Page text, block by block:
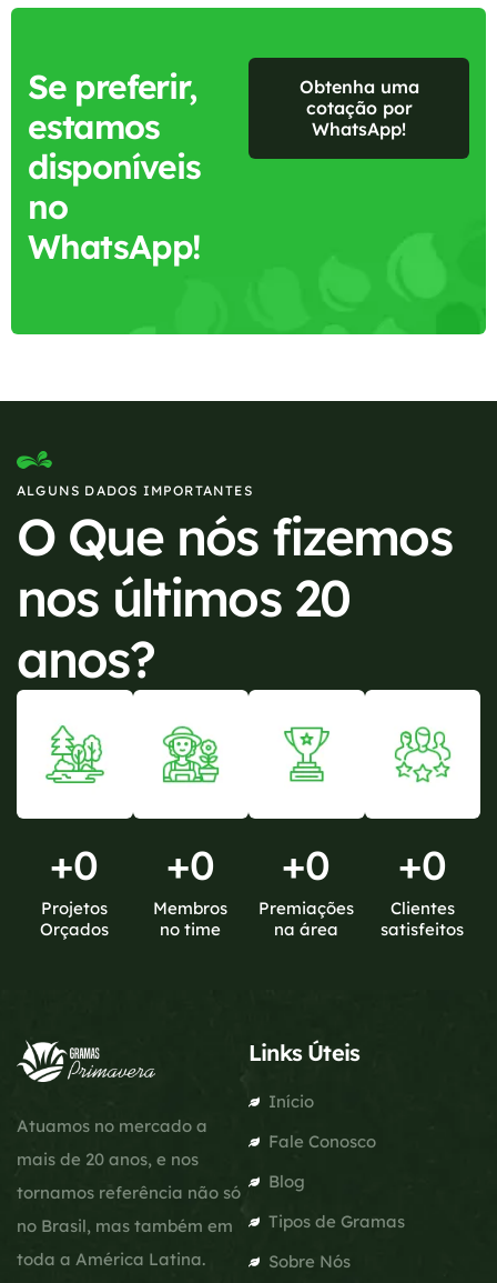
Se preferir,
estamos
disponíveis
no
WhatsApp!
Obtenha uma
cotação por
WhatsApp!
ALGUNS DADOS IMPORTANTES
O Que nós fizemos
nos últimos 20
anos?
+0
Projetos
Orçados
+0
Membros
no time
+0
Premiações
na área
+0
Clientes
satisfeitos
Atuamos no mercado a
mais de 20 anos, e nos
tornamos referência não só
no Brasil, mas também em
toda a América Latina.
Links Úteis
Início
Fale Conosco
Blog
Tipos de Gramas
Sobre Nós